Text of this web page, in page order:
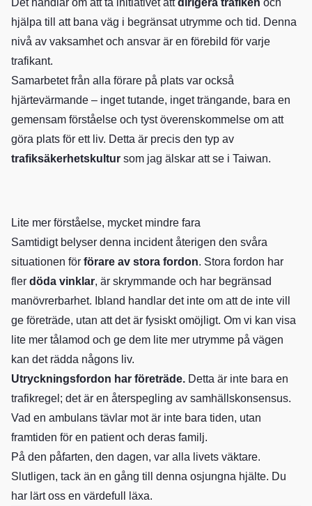
Det handlar om att ta initiativet attdirigera trafiken och
hjälpa till att bana väg i begränsat utrymme och tid. Denna
nivå av vaksamhet och ansvar är en förebild för varje
trafikant.
Samarbetet från alla förare på plats var också
hjärtevärmande – inget tutande, inget trängande, bara en
gemensam förståelse och tyst överenskommelse om att
göra plats för ett liv. Detta är precis den typ av
trafiksäkerhetskultur som jag älskar att se i Taiwan.
Lite mer förståelse, mycket mindre fara
Samtidigt belyser denna incident återigen den svåra
situationen för förare av stora fordon. Stora fordon har
fler döda vinklar, är skrymmande och har begränsad
manövrerbarhet. Ibland handlar det inte om att de inte vill
ge företräde, utan att det är fysiskt omöjligt. Om vi kan visa
lite mer tålamod och ge dem lite mer utrymme på vägen
kan det rädda någons liv.
Utryckningsfordon har företräde. Detta är inte bara en
trafikregel; det är en återspegling av samhällskonsensus.
Vad en ambulans tävlar mot är inte bara tiden, utan
framtiden för en patient och deras familj.
På den påfarten, den dagen, var alla livets väktare.
Slutligen, tack än en gång till denna osjungna hjälte. Du
har lärt oss en värdefull läxa.